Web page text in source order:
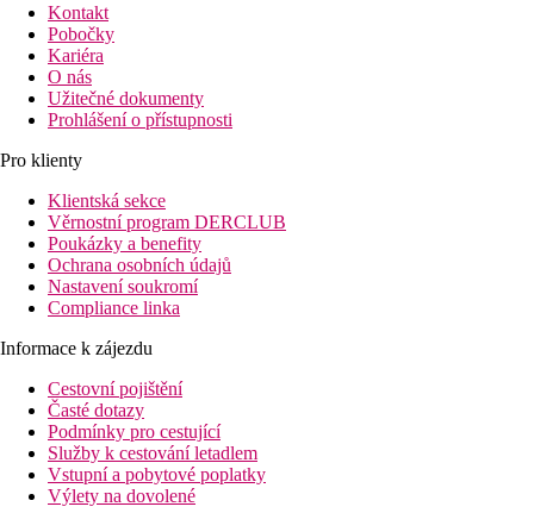
Kontakt
Pobočky
Kariéra
O nás
Užitečné dokumenty
Prohlášení o přístupnosti
Pro klienty
Klientská sekce
Věrnostní program DERCLUB
Poukázky a benefity
Ochrana osobních údajů
Nastavení soukromí
Compliance linka
Informace k zájezdu
Cestovní pojištění
Časté dotazy
Podmínky pro cestující
Služby k cestování letadlem
Vstupní a pobytové poplatky
Výlety na dovolené